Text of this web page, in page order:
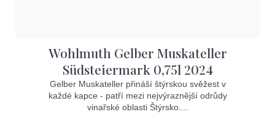
Wohlmuth Gelber Muskateller
Südsteiermark 0,75l 2024
Gelber Muskateller přináší štýrskou svěžest v
každé kapce - patří mezi nejvýraznější odrůdy
vinařské oblasti Štýrsko....